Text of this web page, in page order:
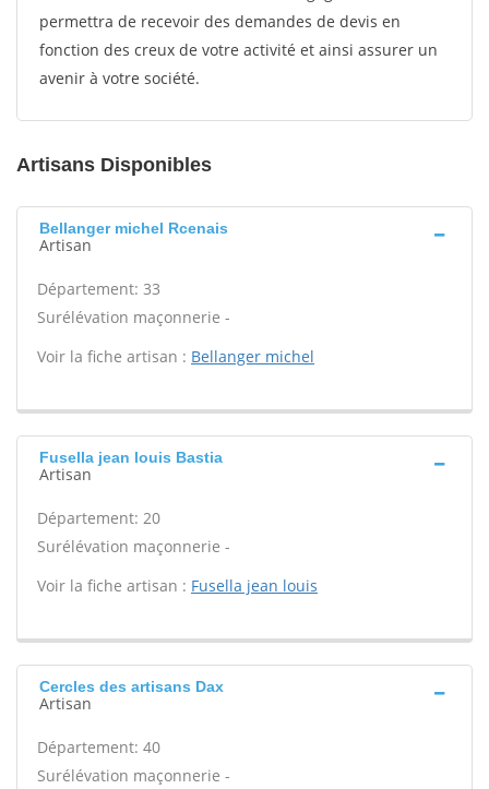
permettra de recevoir des demandes de devis en
fonction des creux de votre activité et ainsi assurer un
avenir à votre société.
Artisans Disponibles
Bellanger michel Rcenais
Artisan
Département: 33
Surélévation maçonnerie -
Voir la fiche artisan : Bellanger michel
Fusella jean louis Bastia
Artisan
Département: 20
Surélévation maçonnerie -
Voir la fiche artisan : Fusella jean louis
Cercles des artisans Dax
Artisan
Département: 40
Surélévation maçonnerie -